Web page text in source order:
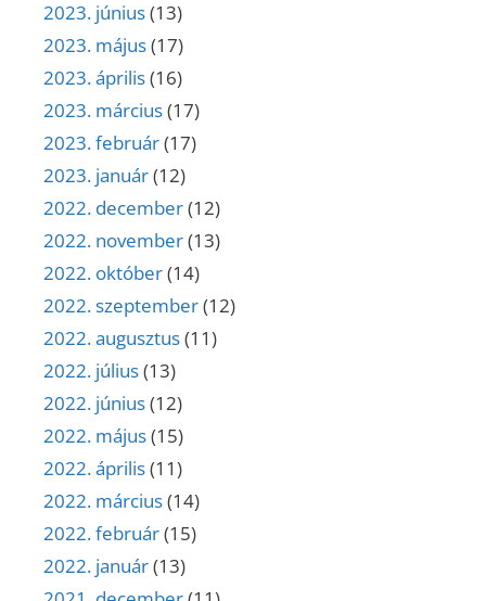
2023. június(13)
2023. május(17)
2023. április(16)
2023. március(17)
2023. február(17)
2023. január(12)
2022. december(12)
2022. november(13)
2022. október(14)
2022. szeptember(12)
2022. augusztus(11)
2022. július(13)
2022. június(12)
2022. május(15)
2022. április(11)
2022. március(14)
2022. február(15)
2022. január(13)